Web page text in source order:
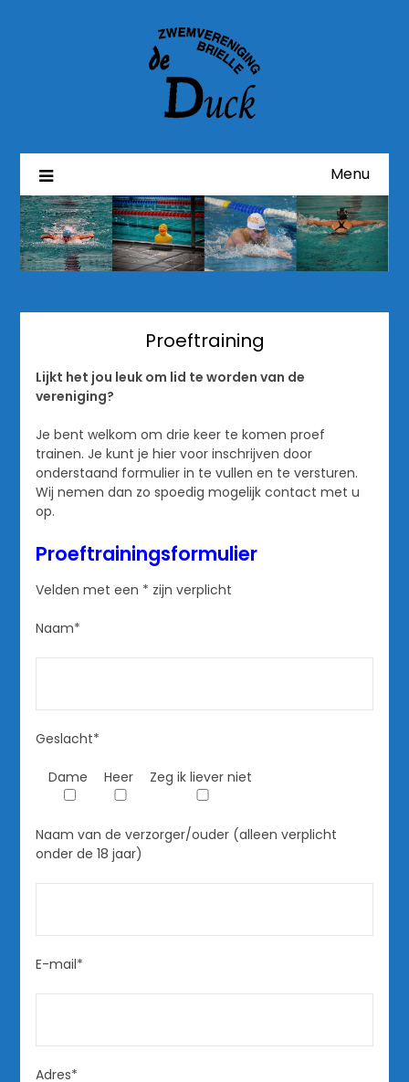
Menu
Proeftraining
Lijkt het jou leuk om lid te worden van de
vereniging?
Je bent welkom om drie keer te komen proef
trainen. Je kunt je hier voor inschrijven door
onderstaand formulier in te vullen en te versturen.
Wij nemen dan zo spoedig mogelijk contact met u
op.
Proeftrainingsformulier
Velden met een * zijn verplicht
Naam*
Geslacht*
Dame Heer Zeg ik liever niet
Naam van de verzorger/ouder (alleen verplicht
onder de 18 jaar)
E-mail*
Adres*